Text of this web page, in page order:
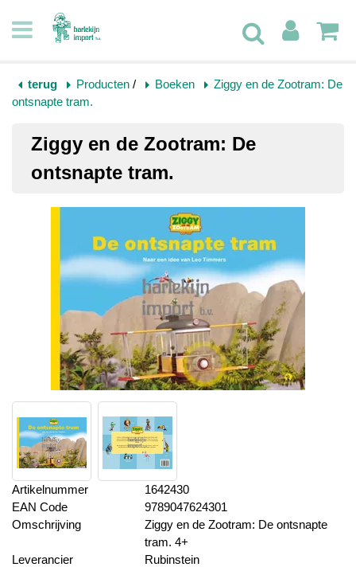
terug Producten / Boeken
Ziggy en de Zootram: De
ontsnapte tram.
Ziggy en de Zootram: De
ontsnapte tram.
Artikelnummer
1642430
EAN Code
9789047624301
Omschrijving
Ziggy en de Zootram: De ontsnapte
tram. 4+
Leverancier
Rubinstein